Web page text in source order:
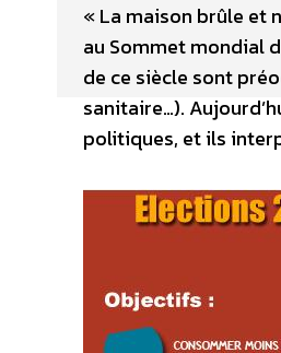
« La maison brûle et
au Sommet mondial
de ce siècle sont
sanitaire…).
politiques, et ils